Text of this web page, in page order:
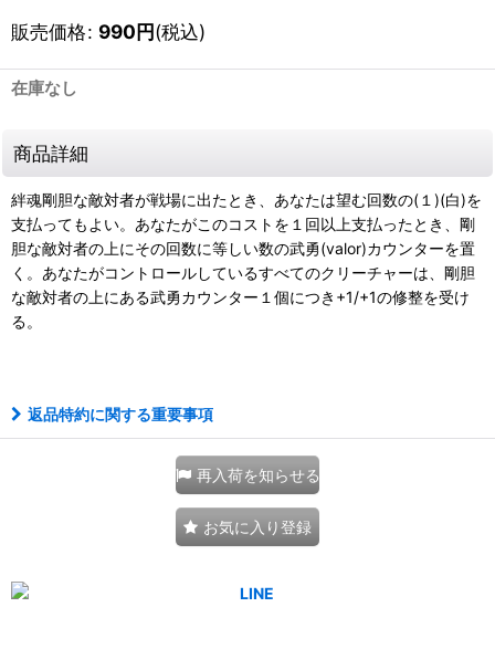
販売価格: 990円(税込)
在庫なし
商品詳細
絆魂剛胆な敵対者が戦場に出たとき、あなたは望む回数の(１)(白)を
支払ってもよい。あなたがこのコストを１回以上支払ったとき、剛
胆な敵対者の上にその回数に等しい数の武勇(valor)カウンターを置
く。あなたがコントロールしているすべてのクリーチャーは、剛胆
な敵対者の上にある武勇カウンター１個につき+1/+1の修整を受け
る。
返品特約に関する重要事項
再入荷を知らせる
お気に入り登録